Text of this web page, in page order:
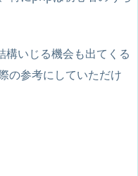
構いじる機会も出てくる
の参考にしていただけ